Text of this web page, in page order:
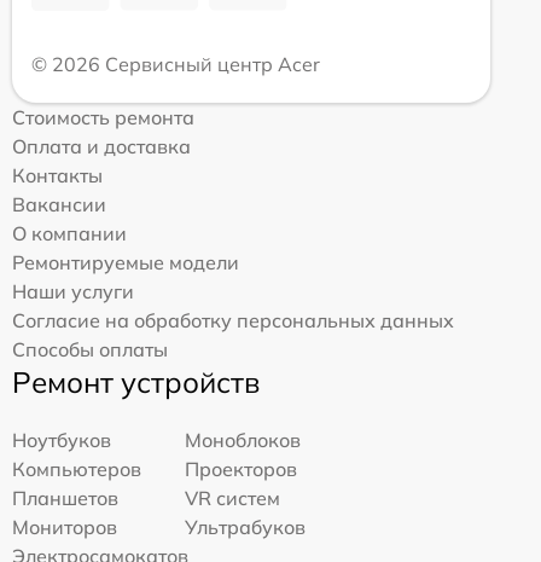
© 2026 Сервисный центр Acer
Стоимость ремонта
Оплата и доставка
Контакты
Вакансии
О компании
Ремонтируемые модели
Наши услуги
Согласие на обработку персональных данных
Способы оплаты
Ремонт устройств
Ноутбуков
Моноблоков
Компьютеров
Проекторов
Планшетов
VR систем
Мониторов
Ультрабуков
Электросамокатов